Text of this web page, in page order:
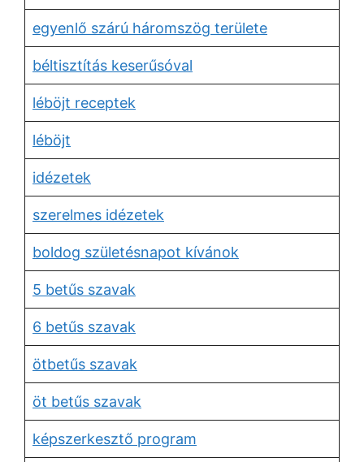
egyenlő szárú háromszög területe
béltisztítás keserűsóval
léböjt receptek
léböjt
idézetek
szerelmes idézetek
boldog születésnapot kívánok
5 betűs szavak
6 betűs szavak
ötbetűs szavak
öt betűs szavak
képszerkesztő program